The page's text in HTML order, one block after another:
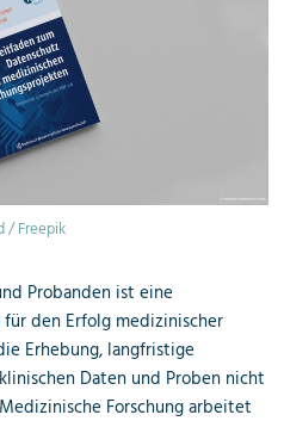
/ Freepik
Probanden ist eine
den Erfolg medizinischer
Erhebung, langfristige
Daten und Proben nicht
Forschung arbeitet